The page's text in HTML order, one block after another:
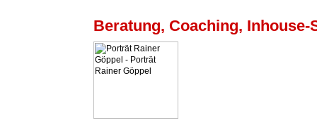
Beratung, Coaching, Inhouse-